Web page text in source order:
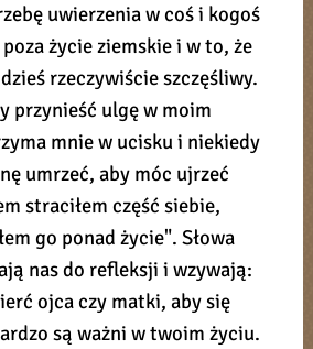
uwierzenia w coś i kogoś
życie ziemskie i w to, że
rzeczywiście szczęśliwy.
przynieść ulgę w moim
mnie w ucisku i niekiedy
umrzeć, aby móc ujrzeć
straciłem część siebie,
go ponad życie". Słowa
nas do refleksji i wzywają:
ojca czy matki, aby się
są ważni w twoim życiu.